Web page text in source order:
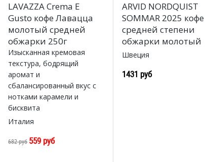
LAVAZZA Crema E
Gusto кофе Лавацца
молотый средней
обжарки 250г
Изысканная кремовая
текстура, бодрящий
аромат и
сбалансированный вкус с
нотками карамели и
бисквита
Италия
682 руб 559 руб
ARVID NORDQUIST
SOMMAR 2025 кофе
средней степени
обжарки молотый
Швеция
1431 руб